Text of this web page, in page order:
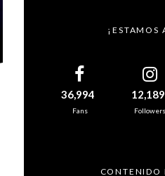
¡ESTAMOS
36,994
Fans
12,189
Followers
CONTENIDO